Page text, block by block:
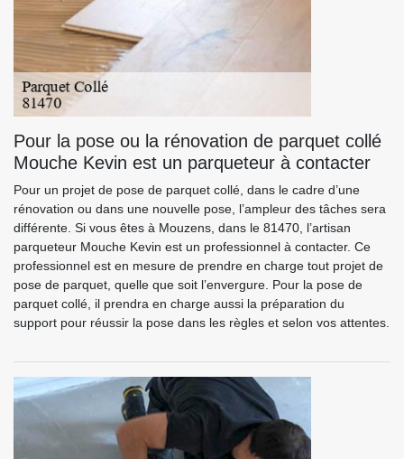
Pour la pose ou la rénovation de parquet collé
Mouche Kevin est un parqueteur à contacter
Pour un projet de pose de parquet collé, dans le cadre d’une
rénovation ou dans une nouvelle pose, l’ampleur des tâches sera
différente. Si vous êtes à Mouzens, dans le 81470, l’artisan
parqueteur Mouche Kevin est un professionnel à contacter. Ce
professionnel est en mesure de prendre en charge tout projet de
pose de parquet, quelle que soit l’envergure. Pour la pose de
parquet collé, il prendra en charge aussi la préparation du
support pour réussir la pose dans les règles et selon vos attentes.